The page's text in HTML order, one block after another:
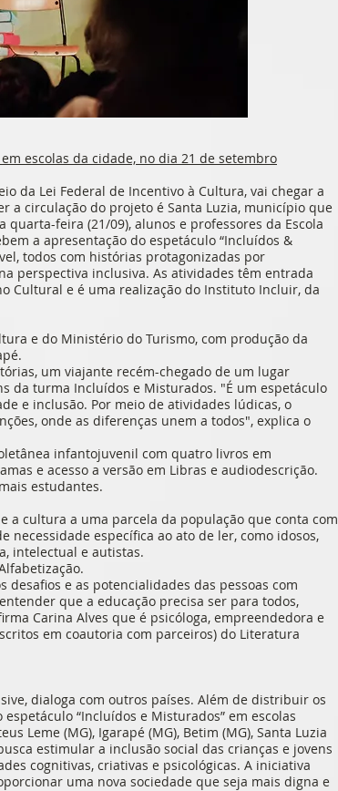
escolas da cidade, no dia 21 de setembro
da Lei Federal de Incentivo à Cultura, vai chegar a
a circulação do projeto é Santa Luzia, município que
feira (21/09), alunos e professores da Escola
a apresentação do espetáculo “Incluídos &
todos com histórias protagonizadas por
perspectiva inclusiva. As atividades têm entrada
Cultural e é uma realização do Instituto Incluir, da
e do Ministério do Turismo, com produção da
um viajante recém-chegado de um lugar
da turma Incluídos e Misturados. "É um espetáculo
e inclusão. Por meio de atividades lúdicas, o
onde as diferenças unem a todos", explica o
infantojuvenil com quatro livros em
e acesso a versão em Libras e audiodescrição.
estudantes.
a cultura a uma parcela da população que conta com
necessidade específica ao ato de ler, como idosos,
intelectual e autistas.
e as potencialidades das pessoas com
que a educação precisa ser para todos,
Carina Alves que é psicóloga, empreendedora e
em coautoria com parceiros) do Literatura
dialoga com outros países. Além de distribuir os
“Incluídos e Misturados” em escolas
Leme (MG), Igarapé (MG), Betim (MG), Santa Luzia
estimular a inclusão social das crianças e jovens
cognitivas, criativas e psicológicas. A iniciativa
uma nova sociedade que seja mais digna e